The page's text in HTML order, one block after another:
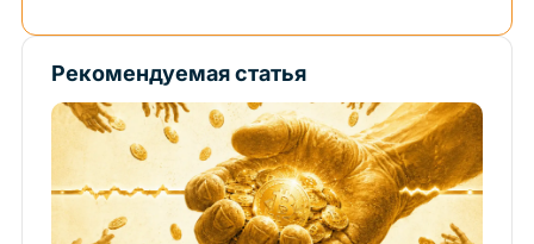
Рекомендуемая статья